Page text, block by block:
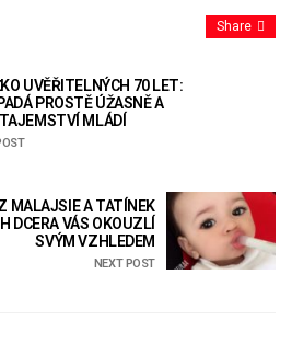
Share
UVĚŘITELNÝCH 70 LET:
PROSTĚ ÚŽASNĚ A
MLÁDÍ
MALAJSIE A TATÍNEK
DCERA VÁS OKOUZLÍ
SVÝM VZHLEDEM
NEXT POST